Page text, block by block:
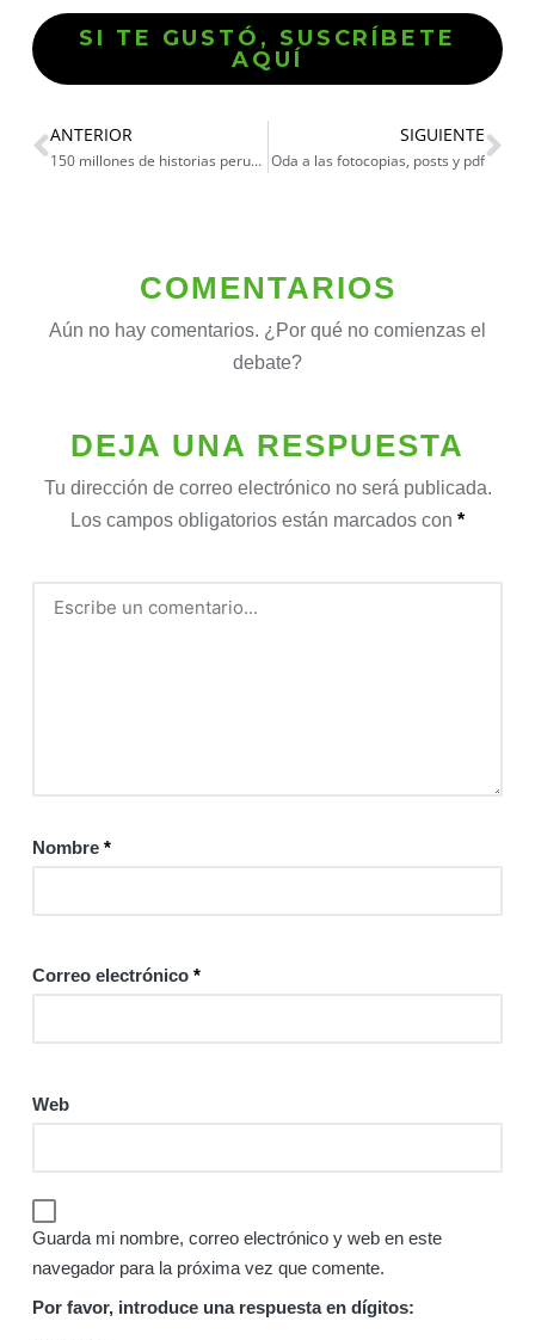
SI TE GUSTÓ, SUSCRÍBETE
AQUÍ
ANTERIOR
150 millones de historias peruanas al olvido
SIGUIENTE
Oda a las fotocopias, posts y pdf
COMENTARIOS
Aún no hay comentarios. ¿Por qué no comienzas el
debate?
DEJA UNA RESPUESTA
Tu dirección de correo electrónico no será publicada.
Los campos obligatorios están marcados con *
Nombre *
Correo electrónico *
Web
Guarda mi nombre, correo electrónico y web en este
navegador para la próxima vez que comente.
Por favor, introduce una respuesta en dígitos: